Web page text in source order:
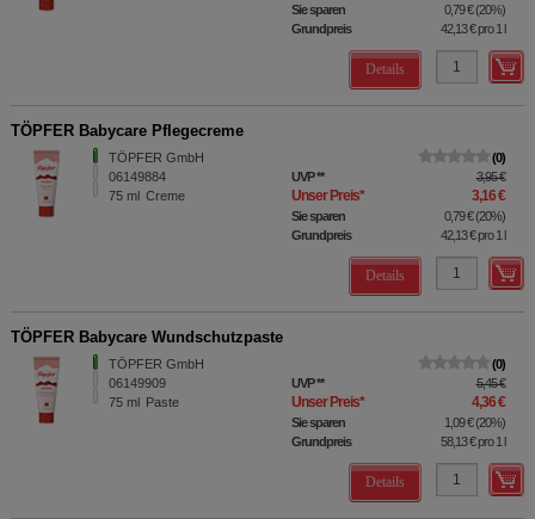
Sie sparen 0,79 €(20%)
Grundpreis
42,13 €pro 1 l
Details
TÖPFER Babycare Pflegecreme
TÖPFER GmbH
06149884
75 ml Creme
0
UVP** 3,95 €
Unser Preis* 3,16 €
Sie sparen 0,79 €(20%)
Grundpreis
42,13 €pro 1 l
Details
TÖPFER Babycare Wundschutzpaste
TÖPFER GmbH
06149909
75 ml Paste
0
UVP** 5,45 €
Unser Preis* 4,36 €
Sie sparen 1,09 €(20%)
Grundpreis
58,13 €pro 1 l
Details